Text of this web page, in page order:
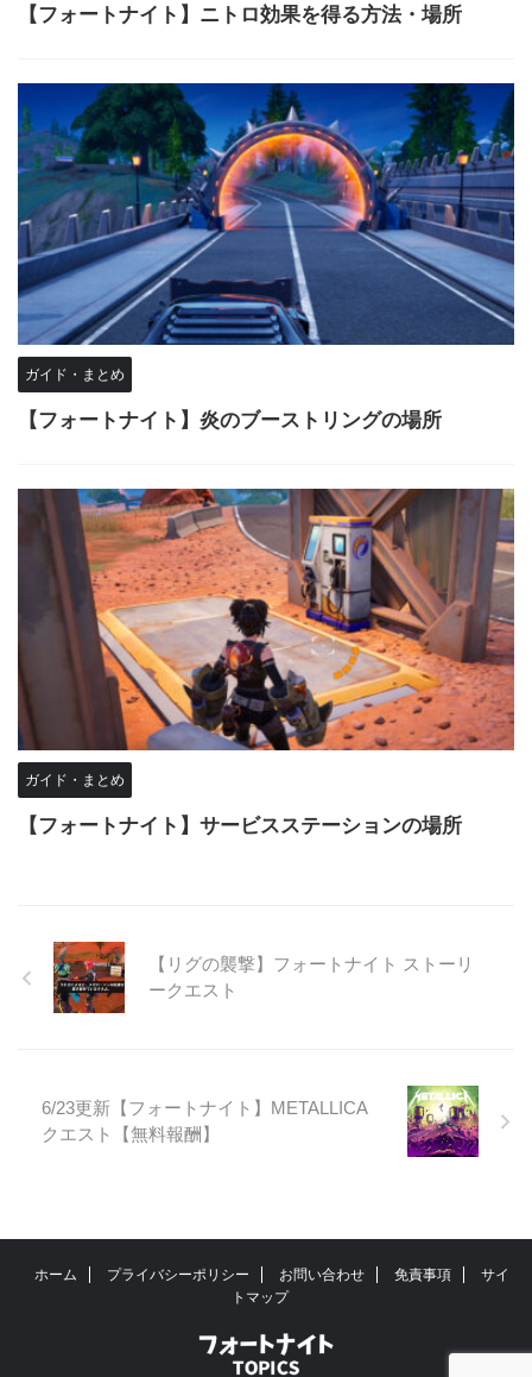
【フォートナイト】ニトロ効果を得る方法・場所
ガイド・まとめ
【フォートナイト】炎のブーストリングの場所
ガイド・まとめ
【フォートナイト】サービスステーションの場所
【リグの襲撃】フォートナイト ストーリ
ークエスト
6/23更新【フォートナイト】METALLICA
クエスト【無料報酬】
ホーム プライバシーポリシー お問い合わせ 免責事項
サイ
トマップ